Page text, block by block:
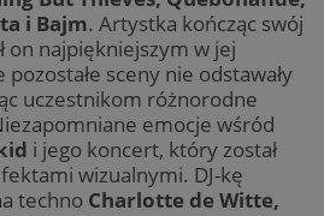
i Bajm. Artystka kończąc swój
on najpiękniejszym w jej
sceny nie odstawały
uczestnikom różnorodne
emocje wśród
i jego koncert, który został
wizualnymi. DJ-kę
techno Charlotte de Witte,